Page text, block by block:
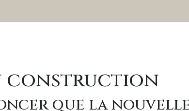
construction
que la